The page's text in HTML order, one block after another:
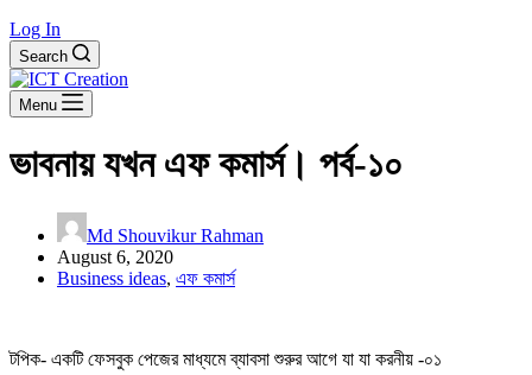
Log In
Search
Menu
ভাবনায় যখন এফ কমার্স। পর্ব-১০
Md Shouvikur Rahman
August 6, 2020
Business ideas, এফ কমার্স
টপিক- একটি ফেসবুক পেজের মাধ্যমে ব্যাবসা শুরুর আগে যা যা করনীয় -০১